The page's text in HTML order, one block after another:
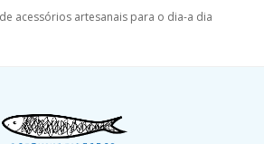
acessórios artesanais para o dia-a dia